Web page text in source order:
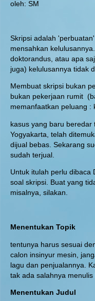
oleh: SM
Skripsi adalah
mensahkan
doktorandus, atau apa
juga) kelulusannya tidak
Membuat skripsi bukan
bukan pekerjaan rumit
memanfaatkan peluang :
kasus yang baru
Yogyakarta, telah
dijual bebas. Sekarang
sudah terjual.
Untuk itulah perlu dibaca
soal skripsi. Buat yang
misalnya, silakan.
Menentukan Topik
tentunya harus sesuai
calon insinyur mesin,
lagu dan penjualannya.
tak ada salahnya
Menentukan Judul